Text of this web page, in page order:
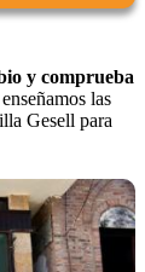
y comprueba
las
Gesell para